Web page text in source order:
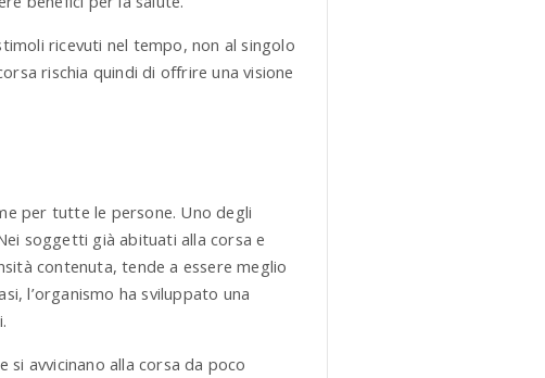
ricevuti nel tempo, non al singolo
rischia quindi di offrire una visione
per tutte le persone. Uno degli
soggetti già abituati alla corsa e
contenuta, tende a essere meglio
l’organismo ha sviluppato una
si avvicinano alla corsa da poco